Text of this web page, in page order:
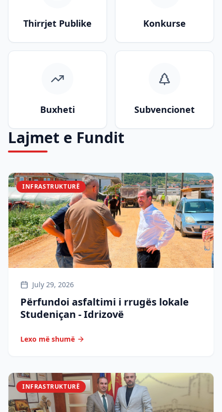
Thirrjet Publike Konkurse
Buxheti Subvencionet
Lajmet e Fundit
INFRASTRUKTURË
July 29, 2026
Përfundoi asfaltimi i rrugës lokale
Studeniçan - Idrizovë
Lexo më shumë
INFRASTRUKTURË